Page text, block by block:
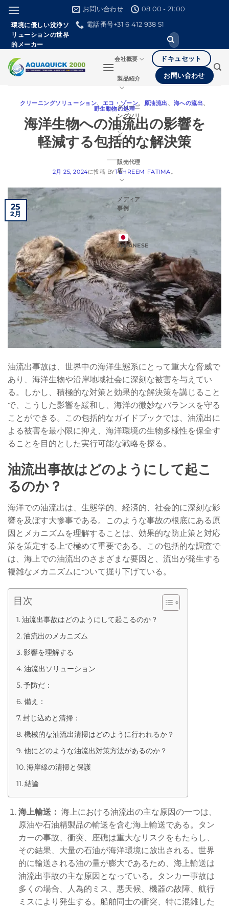
環境に優しい洗浄ソ
リューションの世界
的メーカー
お問い合わせ
08:00 - 21:00
電話番号+31 6 412 938 51
検
索
て
く
だ
会社概要
製品紹介
クリーニ
ングソリ
ューショ
ン
販売代理
店
メディア
事例
JAPANESE
ドキュセット
お問い合わせ
クリーニングソリューション、 エコ・ゾーン、 原油流出 、 海への流出、
野生動物の処理
海洋生物への油流出の影響を
軽減する包括的な解決策
2月 25, 2024に投稿 BYTEHREEM FATIMA
25
2月
油流出事故は、世界中の海洋生態系にとって重大な脅威で
あり、海洋生物や沿岸地域社会に深刻な被害を与えてい
る。しかし、積極的な対策と効果的な解決策を講じること
で、こうした影響を緩和し、海洋の微妙なバランスを守る
ことができる。この包括的なガイドブックでは、油流出に
よる被害を最小限に抑え、海洋環境の生物多様性を保全す
ることを目的とした実行可能な戦略を探る。
油流出事故はどのようにして起こ
るのか？
海洋での油流出は、生態学的、経済的、社会的に深刻な影
響を及ぼす大惨事である。このような事故の根底にある原
因とメカニズムを理解することは、効果的な防止策と対応
策を策定する上で極めて重要である。この包括的な調査で
は、海上での油流出のさまざまな要因と、流出が発生する
複雑なメカニズムについて掘り下げている。
目次
油流出事故はどのようにして起こるのか？
油流出のメカニズム
影響を理解する
油流出ソリューション
予防だ：
備え：
封じ込めと清掃：
機械的な油流出清掃はどのように行われるか？
他にどのような油流出対策方法があるのか？
海岸線の清掃と保護
結論
海上輸送： 海上における油流出の主な原因の一つは、
原油や石油精製品の輸送を含む海上輸送である。タン
カーの事故、衝突、座礁は重大なリスクをもたらし、
その結果、大量の石油が海洋環境に放出される。世界
的に輸送される油の量が膨大であるため、海上輸送は
油流出事故の主な原因となっている。タンカー事故は
多くの場合、人為的ミス、悪天候、機器の故障、航行
ミスにより発生する。船舶同士の衝突、特に混雑した